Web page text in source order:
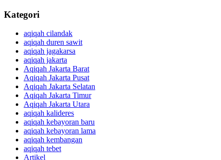
Kategori
aqiqah cilandak
aqiqah duren sawit
aqiqah jagakarsa
aqiqah jakarta
Aqiqah Jakarta Barat
Aqiqah Jakarta Pusat
Aqiqah Jakarta Selatan
Aqiqah Jakarta Timur
Aqiqah Jakarta Utara
aqiqah kalideres
aqiqah kebayoran baru
aqiqah kebayoran lama
aqiqah kembangan
aqiqah tebet
Artikel